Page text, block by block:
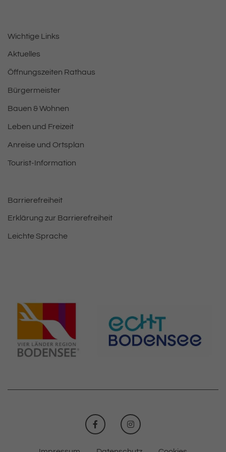
Wichtige Links
Aktuelles
Öffnungszeiten Rathaus
Bürgermeister
Bauen & Wohnen
Leben und Freizeit
Anreise und Ortsplan
Tourist-Information
Barrierefreiheit
Erklärung zur Barrierefreiheit
Leichte Sprache
FACEBOOKINSTAGRAM